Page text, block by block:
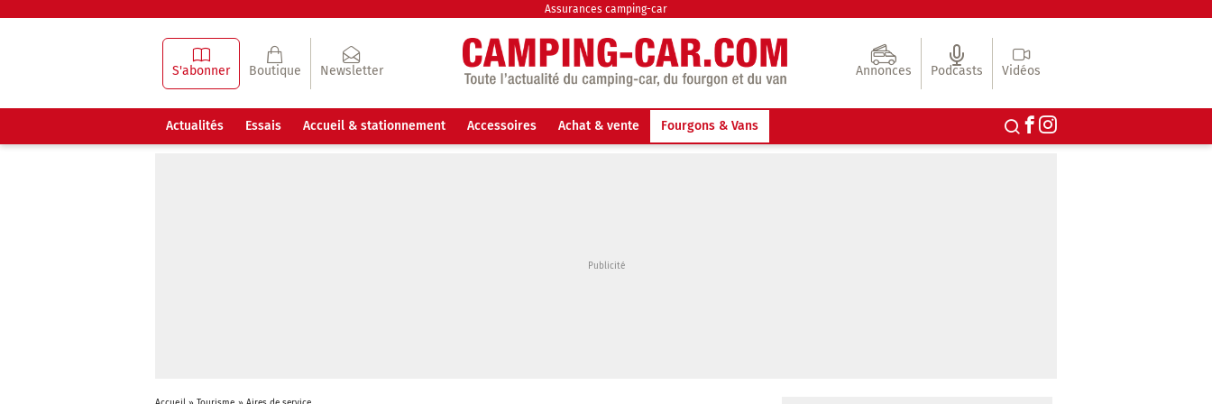
Assurances camping-car
S'abonner Boutique Newsletter Annonces Podcasts Vidéos
Actualités Essais Accueil & stationnement Accessoires Achat & vente Fourgons & Vans